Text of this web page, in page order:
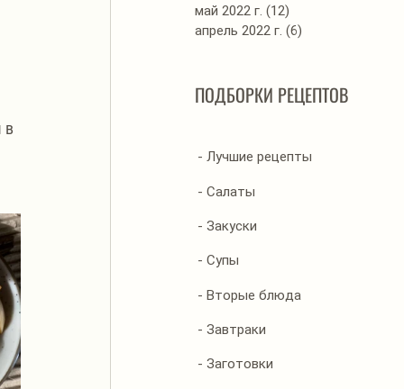
в
май 2022 г. (12)
апрель 2022 г. (6)
ПОДБОРКИ РЕЦЕПТОВ
- Лучшие рецепты
- Салаты
- Закуски
- Супы
- Вторые блюда
- Завтраки
- Заготовки